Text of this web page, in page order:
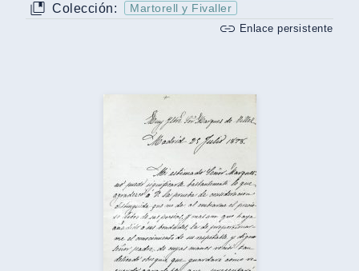
Colección: Martorell y Fivaller
Enlace persistente